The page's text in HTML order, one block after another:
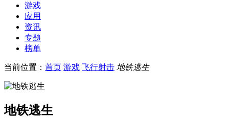
游戏
应用
资讯
专题
榜单
当前位置： 首页 游戏 飞行射击 地铁逃生
地铁逃生